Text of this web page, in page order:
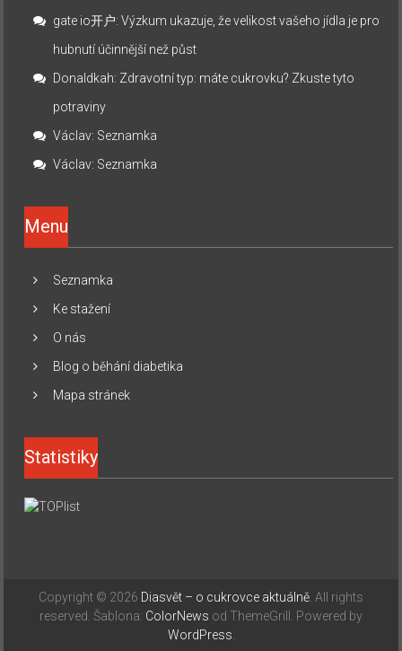
gate io开户:Výzkum ukazuje, že velikost vašeho jídla je pro
hubnutí účinnější než půst
Donaldkah: Zdravotní typ: máte cukrovku? Zkuste tyto
potraviny
Václav: Seznamka
Václav: Seznamka
Menu
Seznamka
Ke stažení
O nás
Blog o běhání diabetika
Mapa stránek
Statistiky
Copyright © 2026 Diasvět – o cukrovce aktuálně . All rights
reserved. Šablona: ColorNews od ThemeGrill. Powered by
WordPress